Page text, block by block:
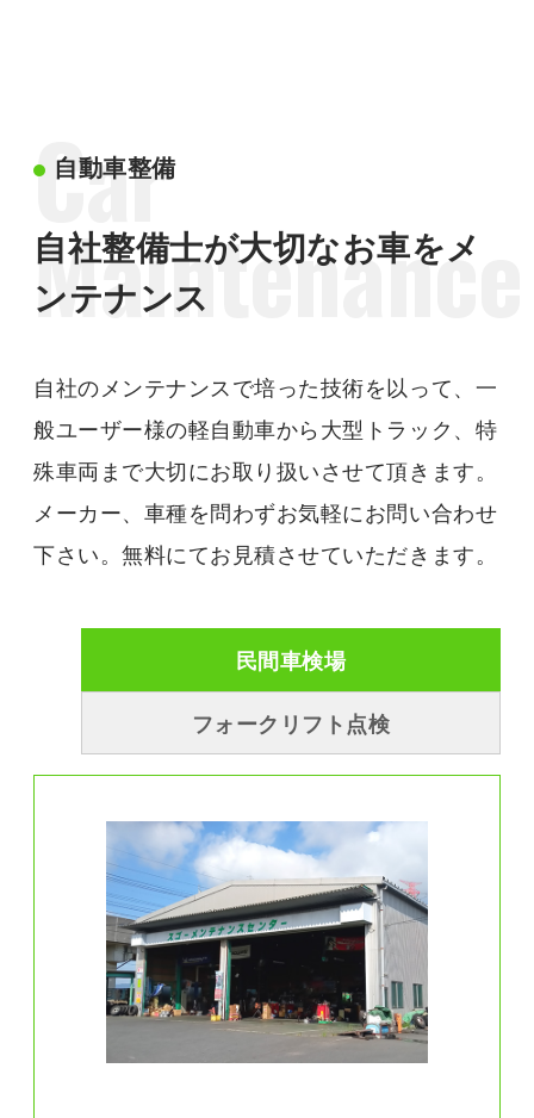
自動車整備
自社整備士が大切なお車をメ
ンテナンス
Car
Maintenance
自社のメンテナンスで培った技術を以って、一
般ユーザー様の軽自動車から大型トラック、特
殊車両まで大切にお取り扱いさせて頂きます。
メーカー、車種を問わずお気軽にお問い合わせ
下さい。無料にてお見積させていただきます。
民間車検場
フォークリフト点検